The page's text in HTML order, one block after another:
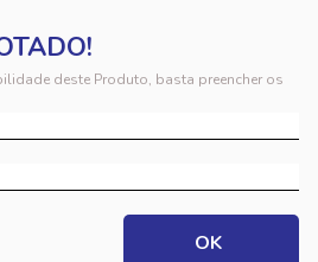
deste Produto, basta preencher os